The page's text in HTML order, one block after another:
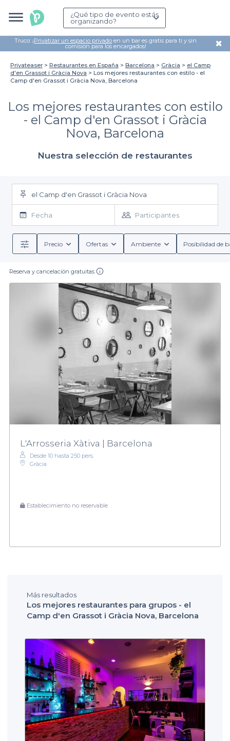
¿Qué tipo de evento estás
organizando?
Truco: ¡Privatizar un espacio privado en un bar es gratis para ti y sin
comisión para los encargados! ✖
Privateaser Restaurantes en España Barcelona Gràcia
el Camp
d'en Grassot i Gràcia Nova
Los mejores restaurantes con estilo - el
Camp d'en Grassot i Gràcia Nova, Barcelona
Los mejores restaurantes con estilo
- el Camp d'en Grassot i Gràcia
Nova, Barcelona
Nuestra selección de restaurantes
el Camp d'en Grassot i Gràcia Nova
Fecha Participantes
Precio Ofertas Ambiente Posibilidad de
Reserva y cancelación gratuitas
L'Arrosseria Xàtiva | Barcelona
Desde 10 hasta 250 pers.
Gràcia
Establecimiento no reservable
Más resultados
Los mejores restaurantes para grupos - el
Camp d'en Grassot i Gràcia Nova, Barcelona